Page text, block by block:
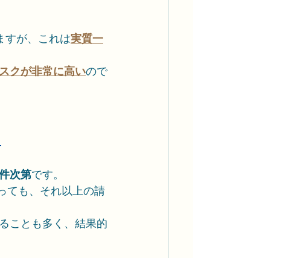
すが、これは実質一
クが非常に高いので
次第です。
ても、それ以上の請
ことも多く、結果的